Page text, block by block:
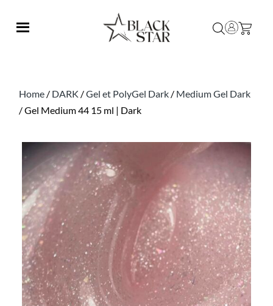
Home / DARK /Gel et PolyGel Dark / Medium Gel Dark
/ Gel Medium 44 15 ml | Dark